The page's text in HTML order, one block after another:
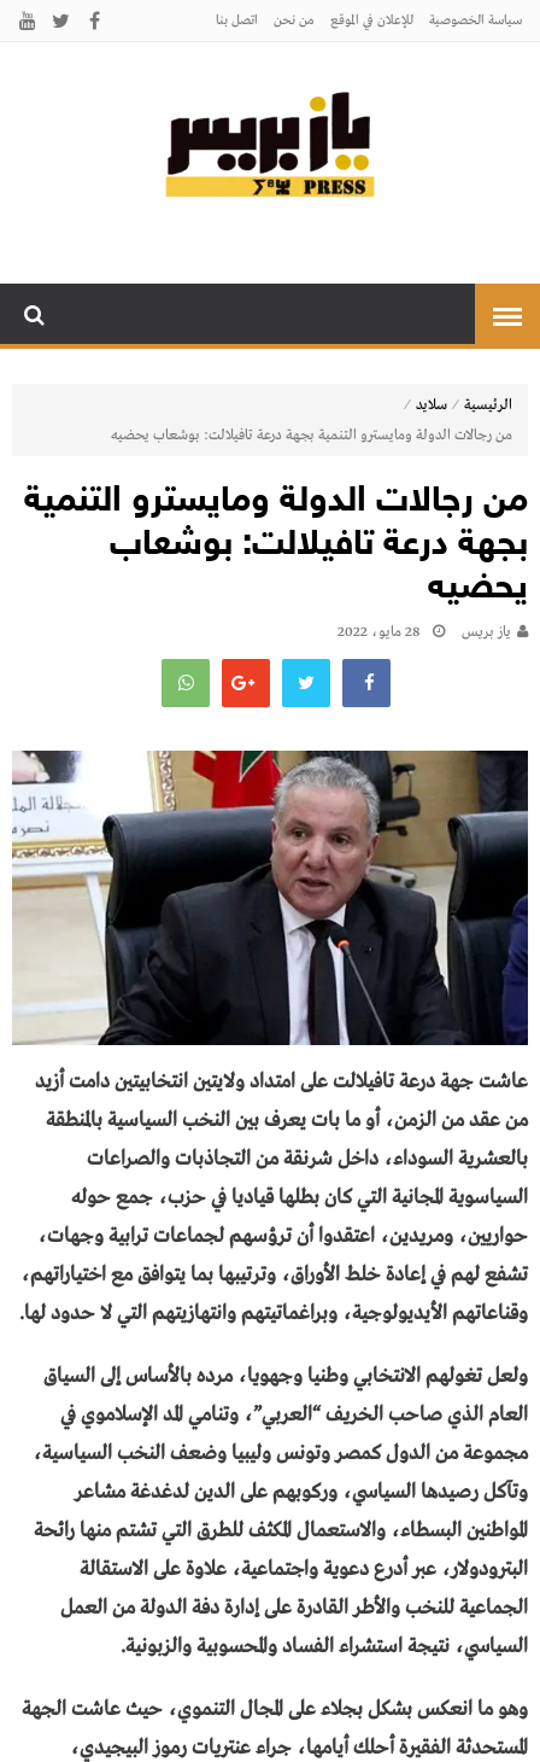
سياسة الخصوصية للإعلان في الموقع من نحن اتصل بنـا
الرئيسية ⁄ سلايد ⁄
من رجالات الدولة ومايسترو التنمية بجهة درعة تافيلالت: بوشعاب يحضيه
من رجالات الدولة ومايسترو التنمية
بجهة درعة تافيلالت: بوشعاب
يحضيه
يـاز بريـس 28 مايو، 2022
عاشت جهة درعة تافيلالت على امتداد ولايتين انتخابيتين دامت أزيد
من عقد من الزمن، أو ما بات يعرف بين النخب السياسية بالمنطقة
بالعشرية السوداء، داخل شرنقة من التجاذبات والصراعات
السياسوية المجانية التي كان بطلها قياديا في حزب، جمع حوله
حواريين، ومريدين، اعتقدوا أن ترؤسهم لجماعات ترابية وجهات،
تشفع لهم في إعادة خلط الأوراق، وترتيبها بما يتوافق مع اختياراتهم،
وقناعاتهم الأيديولوجية، وبراغماتيتهم وانتهازيتهم التي لا حدود لها.
ولعل تغولهم الانتخابي وطنيا وجهويا، مرده بالأساس إلى السياق
العام الذي صاحب الخريف “العربي”، وتنامي المد الإسلاموي في
مجموعة من الدول كمصر وتونس وليبيا وضعف النخب السياسية،
وتآكل رصيدها السياسي، وركوبهم على الدين لدغدغة مشاعر
المواطنين البسطاء، والاستعمال المكثف للطرق التي تشتم منها رائحة
البترودولار، عبر أدرع دعوية واجتماعية، علاوة على الاستقالة
الجماعية للنخب والأطر القادرة على إدارة دفة الدولة من العمل
السياسي، نتيجة استشراء الفساد والمحسوبية والزبونية.
وهو ما انعكس بشكل بجلاء على المجال التنموي، حيث عاشت الجهة
المستحدثة الفقيرة أحلك أيامها، جراء عنتريات رموز البيجيدي،